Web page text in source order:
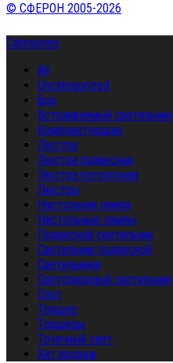
© СФЕРОН 2005-2026
Categories
All
Uncategorized
Бра
Встраиваемый светильник
Комплектующие
Люстра
Люстра подвесная
Люстра потолочная
Люстры
Настольная лампа
Настольные лампы
Подвесной светильник
Светильник подвесной
Светильники
Светодиодный светильник
Спот
Торшер
Торшеры
Точечный свет
Хит продаж